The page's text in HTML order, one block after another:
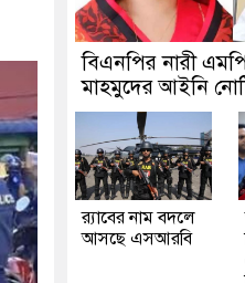
বিএনপির নারী
মাহমুদের আইনি
র‍্যাবের নাম বদলে
আসছে এসআরবি